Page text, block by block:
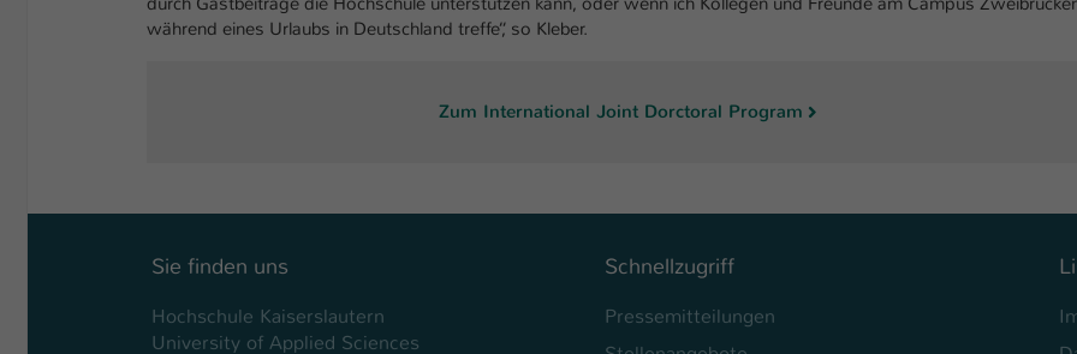
während eines Urlaubs in Deutschland treffe“, so Kleber.
Zum International Joint Dorctoral Program
Sie finden uns
Hochschule Kaiserslautern
University of Applied Sciences
Schnellzugriff
Pressemitteilungen